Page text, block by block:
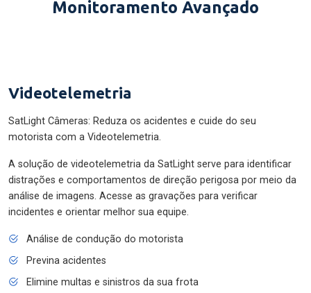
Monitoramento Avançado
Videotelemetria
SatLight Câmeras: Reduza os acidentes e cuide do seu
motorista com a Videotelemetria.
A solução de videotelemetria da SatLight serve para identificar
distrações e comportamentos de direção perigosa por meio da
análise de imagens. Acesse as gravações para verificar
incidentes e orientar melhor sua equipe.
Análise de condução do motorista
Previna acidentes
Elimine multas e sinistros da sua frota